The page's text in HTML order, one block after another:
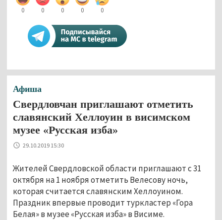
0 0 0 0 0
Афиша
Свердловчан приглашают отметить
славянский Хеллоуин в висимском
музее «Русская изба»
29.10.2019 15:30
Жителей Свердловской области приглашают с 31
октября на 1 ноября отметить Велесову ночь,
которая считается славянским Хеллоуином.
Праздник впервые проводит туркластер «Гора
Белая» в музее «Русская изба» в Висиме.